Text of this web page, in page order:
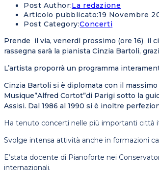
Post Author:La redazione
Articolo pubblicato:19 Novembre
Post Category:Concerti
Prende il via, venerdì prossimo (ore 16) il
rassegna sarà la pianista Cinzia Bartoli,
L’artista proporrà un programma
Cinzia Bartoli si è diplomata con il
Musique”Alfred Cortot”di Parigi sotto la
Assisi. Dal 1986 al 1990 si è inoltre
Ha tenuto concerti nelle più importanti città
Svolge intensa attività anche in formazioni
E’stata docente di Pianoforte nei
internazionali.